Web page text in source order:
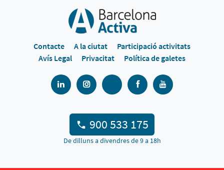
Contacte A la ciutat
Participació activitats
Avís Legal
Privacitat Política de galetes
900 533 175
De dilluns a divendres de 9 a 18h